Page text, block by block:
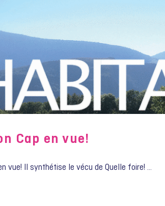
Cap en vue!
vue! Il synthétise le vécu de Quelle foire! …